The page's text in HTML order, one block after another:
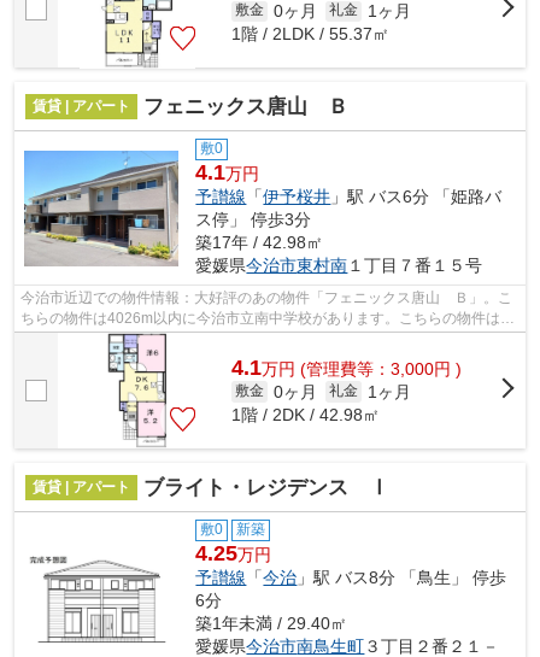
敷金 0ヶ月 礼金
1ヶ月
1階 / 2LDK / 55.37㎡
賃貸 | アパート フェニックス唐山 Ｂ
敷0
4.1万円
予讃線 「伊予桜井 」駅 バス6分 「姫路バ
ス停」 停歩3分
築17年 / 42.98㎡
愛媛県今治市東村南１丁目７番１５号
今治市近辺での物件情報：大好評のあの物件「フェニックス唐山 Ｂ」。こ
ちらの物件は4026m以内に今治市立南中学校があります。こちらの物件はア
パートです。賃貸情報をお探しなら、当...
4.1万円 (管理費等：3,000円 )
敷金 0ヶ月 礼金
1ヶ月
1階 / 2DK / 42.98㎡
賃貸 | アパート ブライト・レジデンス Ⅰ
敷0 新築
4.25万円
予讃線 「今治 」駅 バス8分 「鳥生」 停歩
6分
築1年未満 / 29.40㎡
愛媛県今治市南鳥生町３丁目２番２１－